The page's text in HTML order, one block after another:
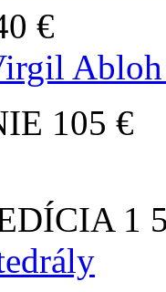
€
105 €
1